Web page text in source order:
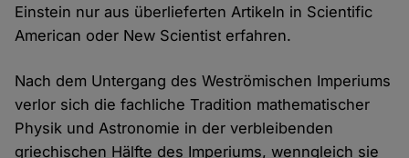
Einstein nur aus überlieferten Artikeln in Scientific
American oder New Scientist erfahren.
Nach dem Untergang des Weströmischen Imperiums
verlor sich die fachliche Tradition mathematischer
Physik und Astronomie in der verbleibenden
griechischen Hälfte des Imperiums, wenngleich sie